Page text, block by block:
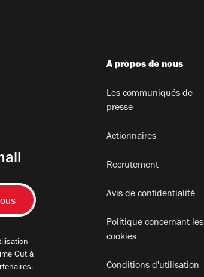
Out à
A propos de nous
Les communiqués de
presse
Actionnaires
Recrutement
Avis de confidentialité
Politique concernant les
cookies
Conditions d'utilisation